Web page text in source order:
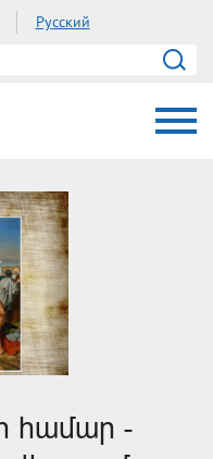
Русский
համար -